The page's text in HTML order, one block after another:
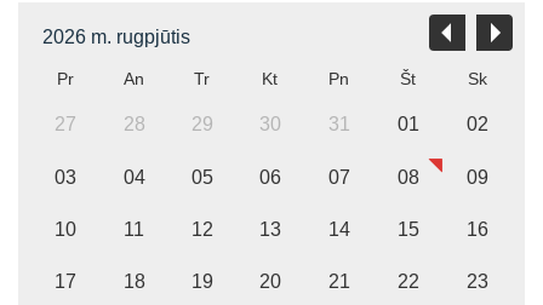
2026 m. rugpjūtis
Pr An Tr Kt Pn Št Sk
27 28 29 30 31 01 02
03 04 05 06 07 08 09
10 11 12 13 14 15 16
17 18 19 20 21 22 23